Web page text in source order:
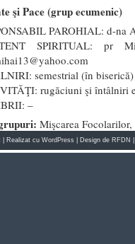
şi Pace (grup ecumenic)
PAROHIAL: d-na
SPIRITUAL: pr
semestrial (în biserică)
rugăciuni şi întâlniri
–
Mişcarea
| Realizat cu WordPress | Design de RFDN